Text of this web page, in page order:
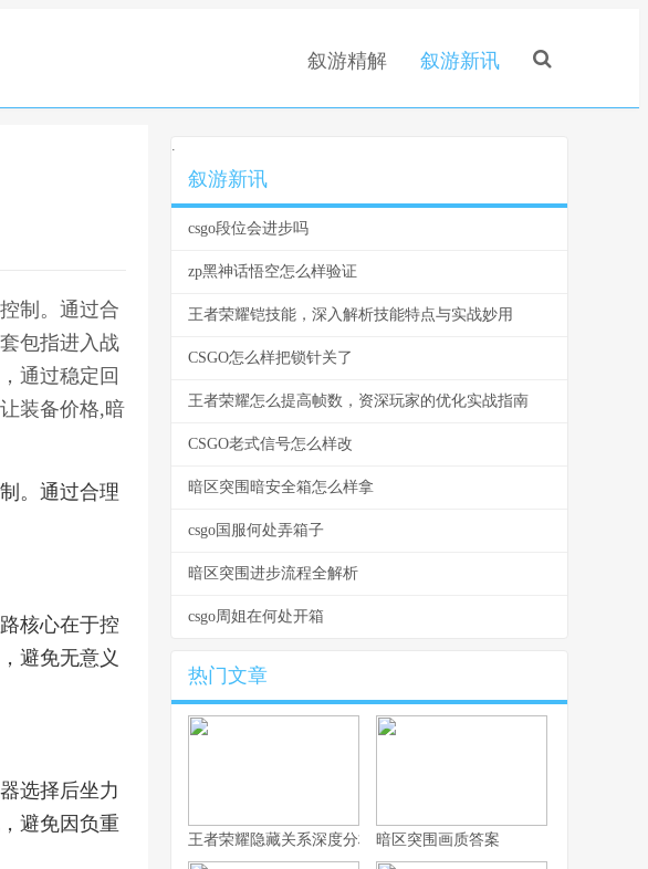
叙游精解 叙游新讯
制。通过合
包指进入战
通过稳定回
装备价格,暗
。通过合理
核心在于控
避免无意义
选择后坐力
避免因负重
.
叙游新讯
csgo段位会进步吗
zp黑神话悟空怎么样验证
王者荣耀铠技能，深入解析技能特点与实战妙用
CSGO怎么样把锁针关了
王者荣耀怎么提高帧数，资深玩家的优化实战指南
CSGO老式信号怎么样改
暗区突围暗安全箱怎么样拿
csgo国服何处弄箱子
暗区突围进步流程全解析
csgo周姐在何处开箱
热门文章
王者荣耀隐藏关系深度分析，你的游戏人生不愿被谁知晓
暗区突围画质答案